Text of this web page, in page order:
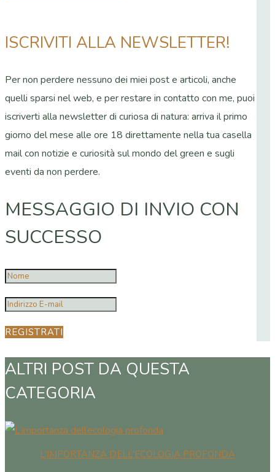
ISCRIVITI ALLA NEWSLETTER!
Per non perdere nessuno dei miei post e articoli, anche
quelli sparsi nel web, e per restare in contatto con me, puoi
iscriverti alla newsletter di curiosa di natura: arriva il primo
giorno del mese alle ore 18 direttamente nella tua casella
mail con notizie e curiosità sul mondo del green e sugli
eventi da non perdere.
MESSAGGIO DI INVIO CON
SUCCESSO
REGISTRATI
ALTRI POST DA QUESTA
CATEGORIA
L’IMPORTANZA DELL’ECOLOGIA PROFONDA